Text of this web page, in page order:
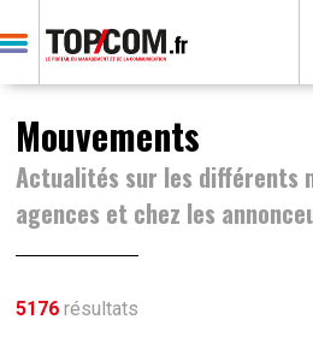
Mouvements
Actualités sur les différents
agences et chez les
5176 résultats